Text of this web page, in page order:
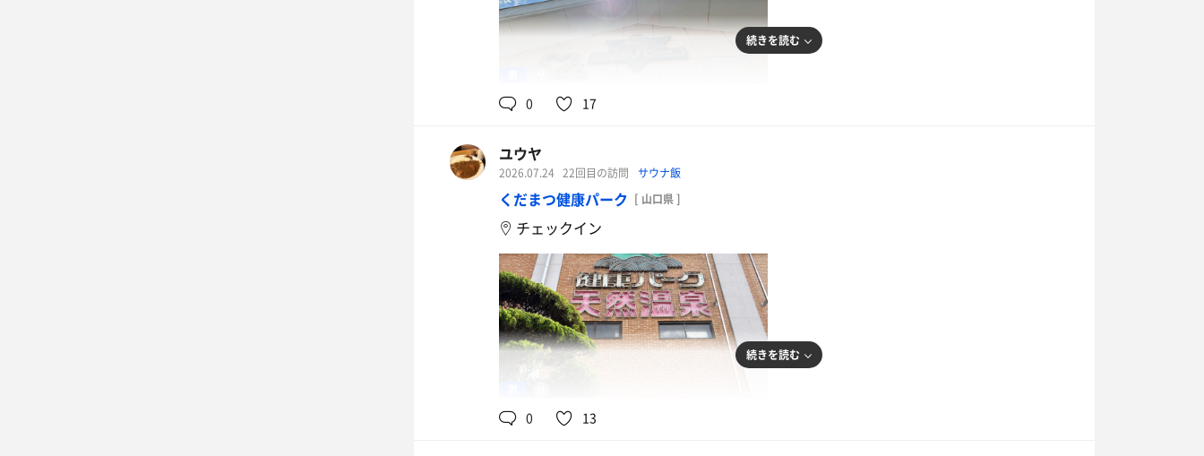
イオンウォーター
鶏のからあげ定食
アクエリアスザ・ゼロ
続きを読む
0 17
ユウヤ
2026.07.24 22回目の訪問 サウナ飯
くだまつ健康パーク [ 山口県 ]
チェックイン
続きを読む
0 13